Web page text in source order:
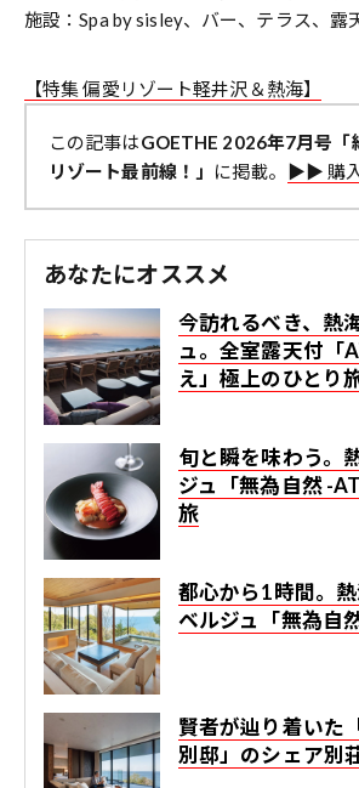
施設：Spa by sisley、バー、テラス、露
【特集 偏愛リゾート軽井沢＆熱海】
この記事はGOETHE 2026年7月号「
リゾート最前線！」
に掲載。 ▶︎▶︎ 購
あなたにオススメ
今訪れるべき、熱
ュ。全室露天付「
え」極上のひとり
旬と瞬を味わう。
ジュ「無為自然 -
旅
都心から1時間。
ベルジュ「無為自
賢者が辿り着いた
別邸」のシェア別